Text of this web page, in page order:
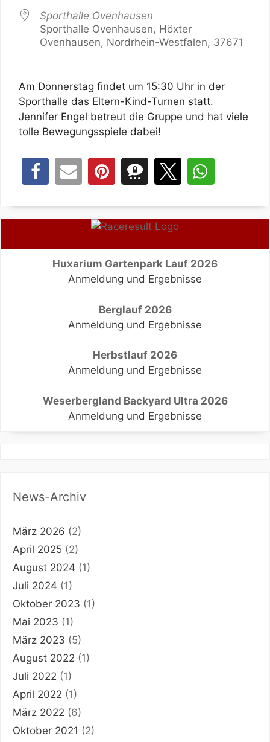
Sporthalle Ovenhausen
Sporthalle Ovenhausen, Höxter
Ovenhausen, Nordrhein-Westfalen, 37671
Am Donnerstag findet um 15:30 Uhr in der
Sporthalle das Eltern-Kind-Turnen statt.
Jennifer Engel betreut die Gruppe und hat viele
tolle Bewegungsspiele dabei!
Huxarium Gartenpark Lauf 2026
Anmeldung und Ergebnisse
Berglauf 2026
Anmeldung und Ergebnisse
Herbstlauf 2026
Anmeldung und Ergebnisse
Weserbergland Backyard Ultra 2026
Anmeldung und Ergebnisse
News-Archiv
März 2026 (2)
April 2025 (2)
August 2024 (1)
Juli 2024 (1)
Oktober 2023 (1)
Mai 2023 (1)
März 2023 (5)
August 2022 (1)
Juli 2022 (1)
April 2022 (1)
März 2022 (6)
Oktober 2021 (2)